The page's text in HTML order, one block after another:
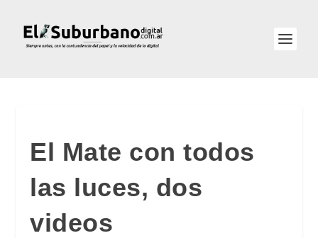
El Mate con todos
las luces, dos
videos